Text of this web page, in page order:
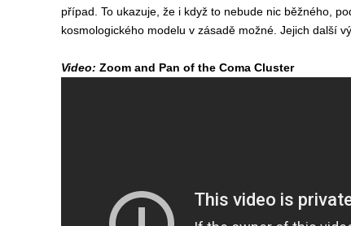
případ. To ukazuje, že i když to nebude nic běžného,
kosmologického modelu v zásadě možné. Jejich další
Video: Zoom and Pan of the Coma Cluster